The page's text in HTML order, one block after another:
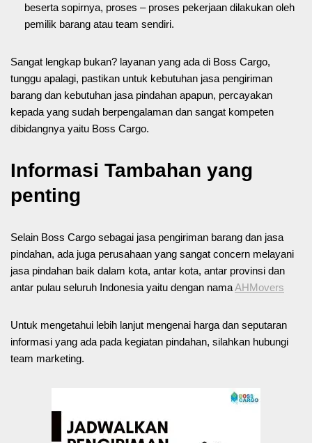
beserta sopirnya, proses – proses pekerjaan dilakukan oleh
pemilik barang atau team sendiri.
Sangat lengkap bukan? layanan yang ada di Boss Cargo,
tunggu apalagi, pastikan untuk kebutuhan jasa pengiriman
barang dan kebutuhan jasa pindahan apapun, percayakan
kepada yang sudah berpengalaman dan sangat kompeten
dibidangnya yaitu Boss Cargo.
Informasi Tambahan yang
penting
Selain Boss Cargo sebagai jasa pengiriman barang dan jasa
pindahan, ada juga perusahaan yang sangat concern melayani
jasa pindahan baik dalam kota, antar kota, antar provinsi dan
antar pulau seluruh Indonesia yaitu dengan namaAHMovers
Untuk mengetahui lebih lanjut mengenai harga dan seputaran
informasi yang ada pada kegiatan pindahan, silahkan hubungi
team marketing.